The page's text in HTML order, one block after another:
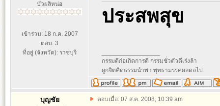
บัวผลิหน่อ
เข้าร่วม: 18 ก.ค. 2007
ตอบ: 3
ที่อยู่ (จังหวัด): ราชบุรี
ประสพสุข
กรรมดีก่อเกิดการดี กรรมชั่วตัวดีเร่งล้า
ผูกจิตคิดธรรมนำพา พุทธามรรคผลดลไป
บุญชัย ตอบเมื่อ: 07 ส.ค. 2008, 10:39 am